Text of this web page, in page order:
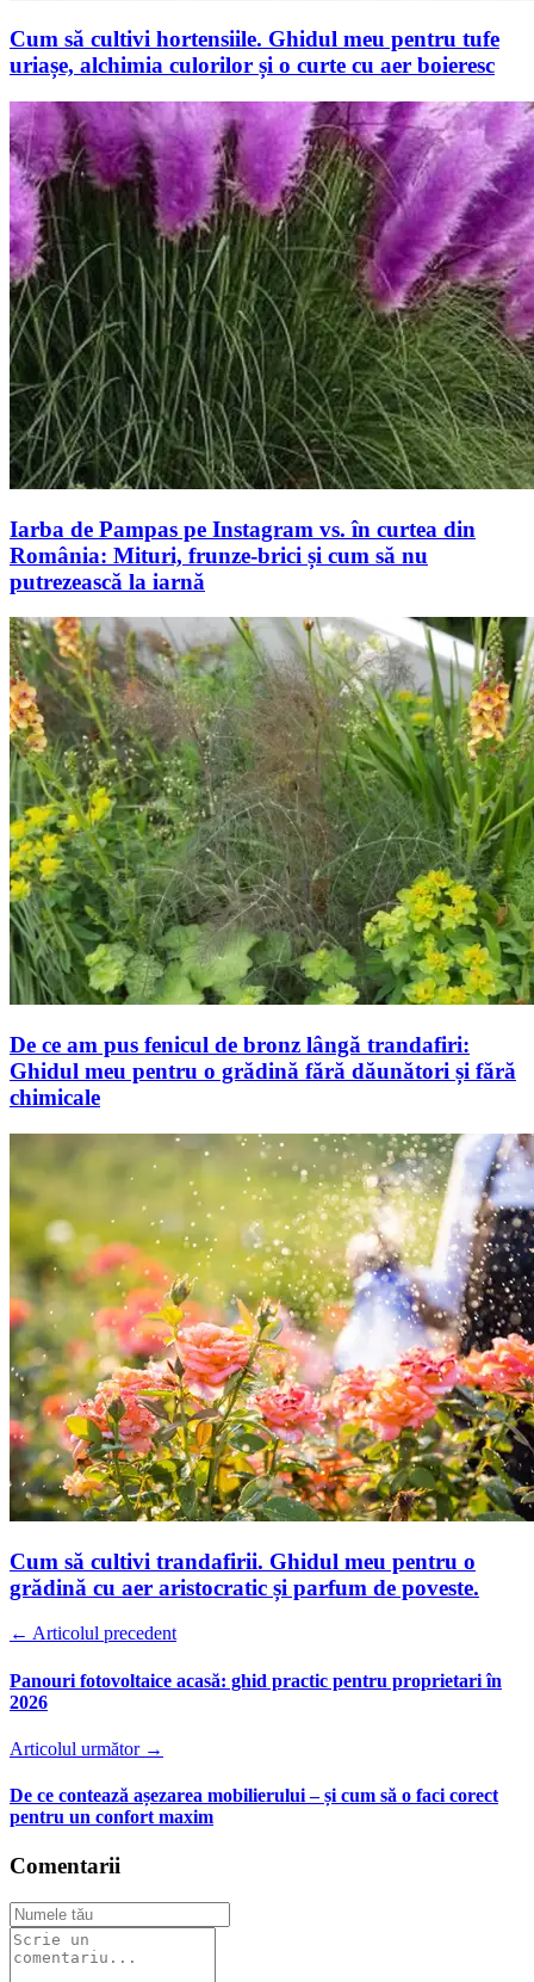
Cum să cultivi hortensiile. Ghidul meu pentru tufe
uriașe, alchimia culorilor și o curte cu aer boieresc
Iarba de Pampas pe Instagram vs. în curtea din
România: Mituri, frunze-brici și cum să nu
putrezească la iarnă
De ce am pus fenicul de bronz lângă trandafiri:
Ghidul meu pentru o grădină fără dăunători și fără
chimicale
Cum să cultivi trandafirii. Ghidul meu pentru o
grădină cu aer aristocratic și parfum de poveste.
← Articolul precedent
Panouri fotovoltaice acasă: ghid practic pentru proprietari în
2026
Articolul următor →
De ce contează așezarea mobilierului – și cum să o faci corect
pentru un confort maxim
Comentarii